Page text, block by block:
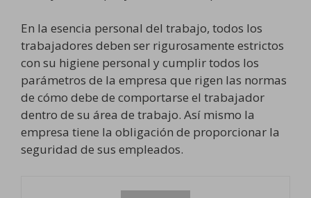
En la esencia personal del trabajo, todos los
trabajadores deben ser rigurosamente estrictos
con su higiene personal y cumplir todos los
parámetros de la empresa que rigen las normas
de cómo debe de comportarse el trabajador
dentro de su área de trabajo. Así mismo la
empresa tiene la obligación de proporcionar la
seguridad de sus empleados.